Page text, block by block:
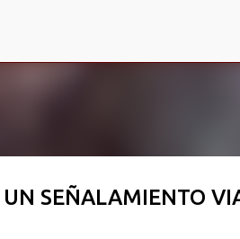
UN SEÑALAMIENTO